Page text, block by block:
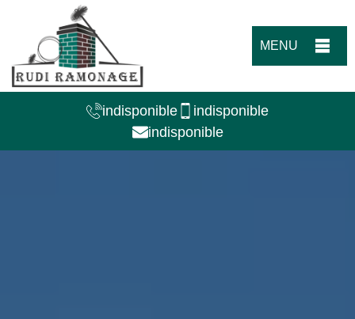
MENU
indisponible
indisponible
indisponible